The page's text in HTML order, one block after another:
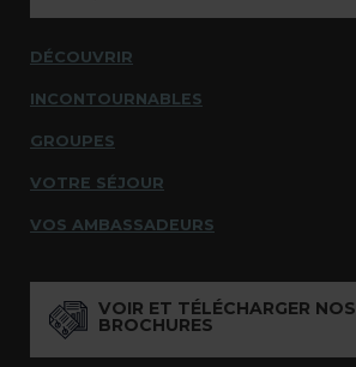
DÉCOUVRIR
INCONTOURNABLES
GROUPES
VOTRE SÉJOUR
VOS AMBASSADEURS
VOIR ET TÉLÉCHARGER NOS
BROCHURES